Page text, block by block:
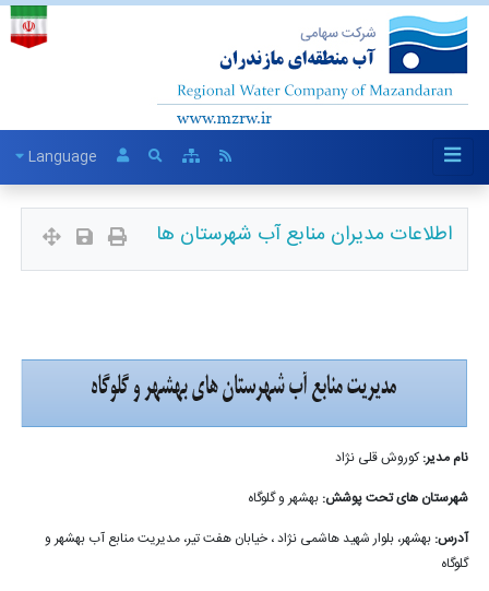
Language
اطلاعات مدیران منابع آب شهرستان ها
نام مدیر:کوروش قلی نژاد
شهرستان های تحت پوشش: بهشهر و گلوگاه
آدرس: بهشهر، بلوار شهید هاشمی نژاد ، خیابان هفت تیر، مدیریت منابع آب بهشهر و
گلوگاه